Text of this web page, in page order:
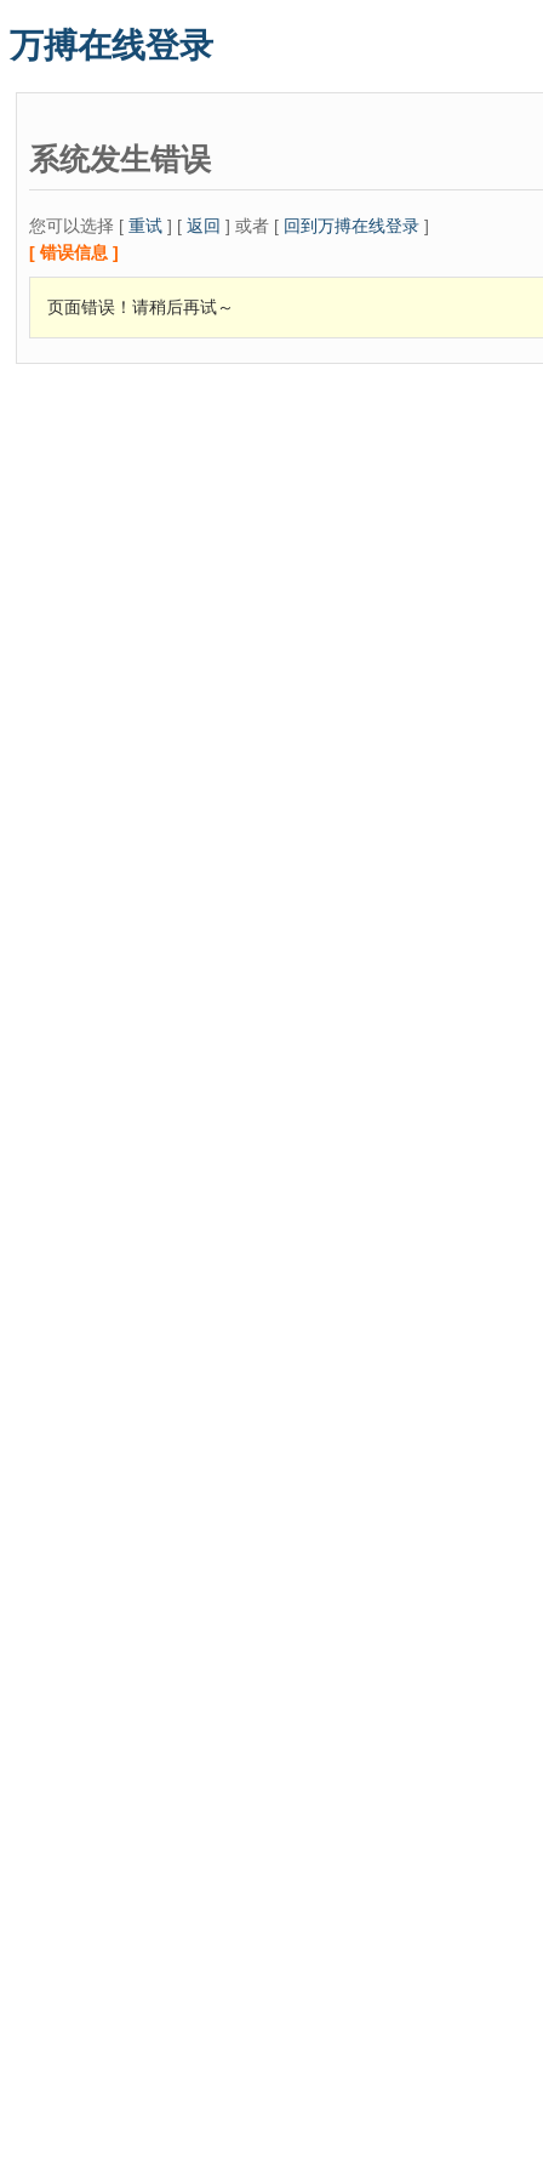
万搏在线登录
系统发生错误
您可以选择 [ 重试 ] [ 返回 ] 或者 [ 回到万搏在线登录 ]
[ 错误信息 ]
页面错误！请稍后再试～